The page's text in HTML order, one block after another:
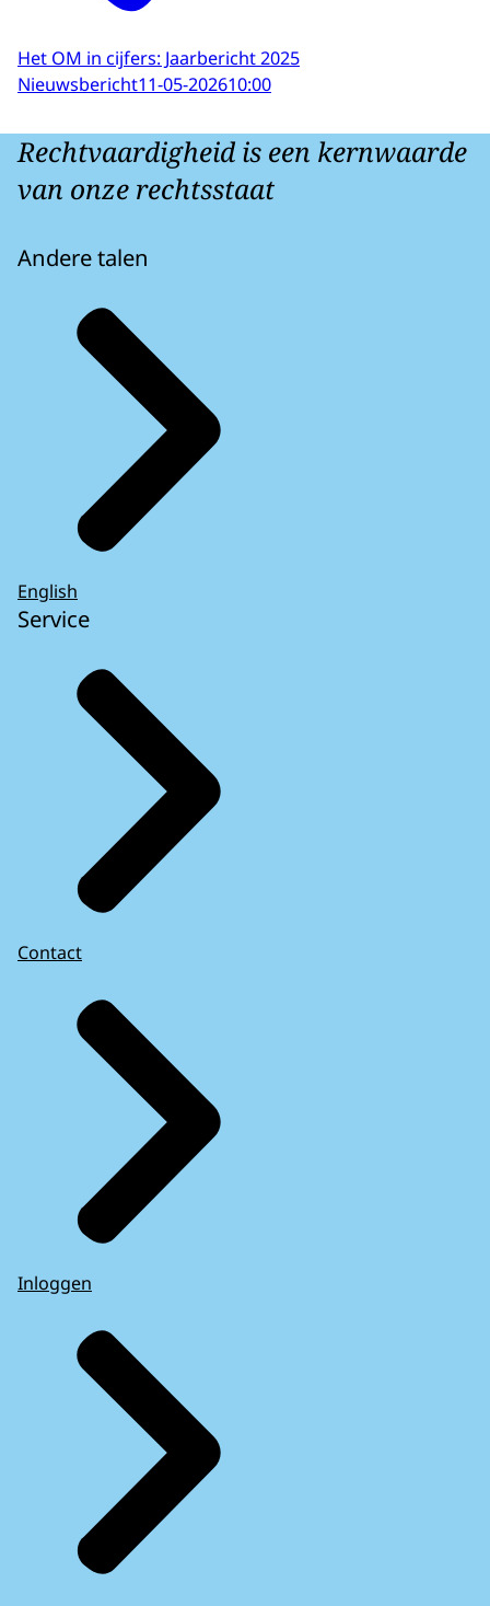
Het OM in cijfers: Jaarbericht 2025
Nieuwsbericht11-05-202610:00
Rechtvaardigheid is een kernwaarde
van onze rechtsstaat
Andere talen
English
Service
Contact
Inloggen